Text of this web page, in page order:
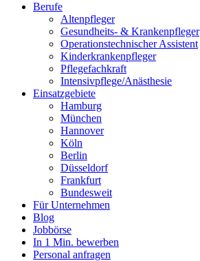
Berufe
Altenpfleger
Gesundheits- & Krankenpfleger
Operationstechnischer Assistent
Kinderkrankenpfleger
Pflegefachkraft
Intensivpflege/Anästhesie
Einsatzgebiete
Hamburg
München
Hannover
Köln
Berlin
Düsseldorf
Frankfurt
Bundesweit
Für Unternehmen
Blog
Jobbörse
In 1 Min. bewerben
Personal anfragen